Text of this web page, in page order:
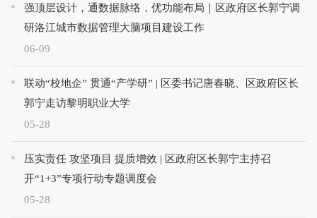
06-09
强顶层设计，通数据脉络，优功能布局｜区政府区长郭宁调
研洛江城市数据管理大脑项目建设工作
05-28
联动“校地企” 贯通“产学研” | 区委书记唐春晓、区政府区长
郭宁走访黎明职业大学
05-28
压实责任 攻坚项目 提质增效 | 区政府区长郭宁主持召
开“1+3”专项行动专题调度会